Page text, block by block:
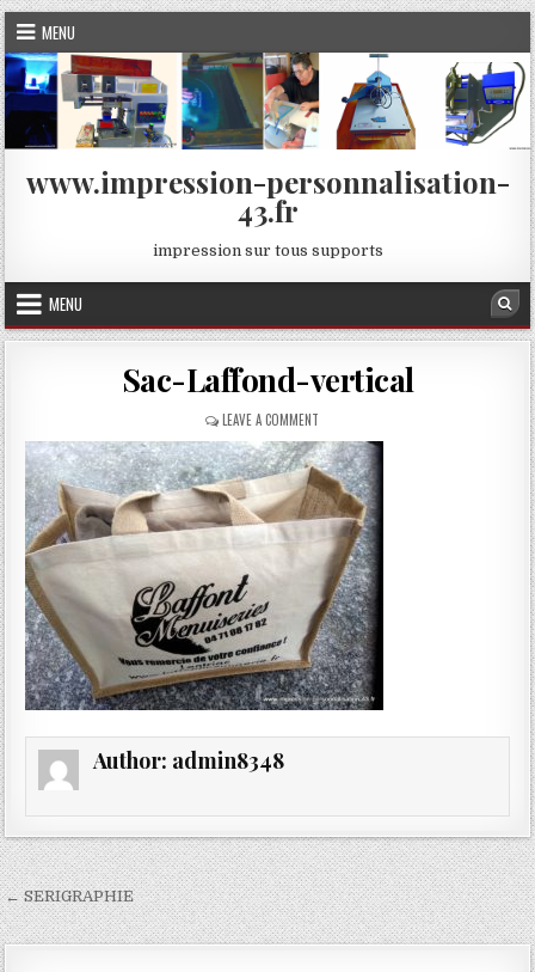
Skip
to
content
MENU
www.impression-personnalisation-
43.fr
impression sur tous supports
MENU
Sac-Laffond-vertical
LEAVE A COMMENTON
SAC-
LAFFOND-
VERTICAL
Author: admin8348
Navigation
de
← SERIGRAPHIE